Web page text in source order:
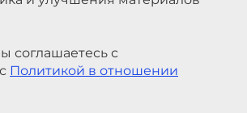
соглашаетесь с
Политикой в отношении